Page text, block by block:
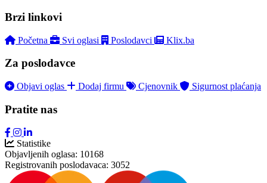
Brzi linkovi
Početna Svi oglasi Poslodavci Klix.ba
Za poslodavce
Objavi oglas Dodaj firmu Cjenovnik Sigurnost plaćanja
Pratite nas
Statistike
Objavljenih oglasa: 10168
Registrovanih poslodavaca: 3052